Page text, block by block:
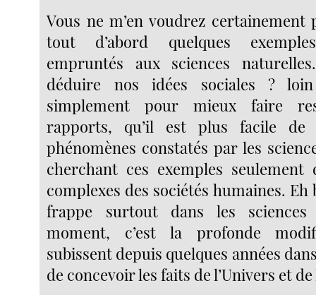
Vous ne m’en voudrez certainement
tout d’abord quelques
empruntés aux sciences
déduire nos idées sociales ?
simplement pour mieux faire
rapports, qu’il est plus facile de
phénomènes constatés par les
cherchant ces exemples
complexes des sociétés humaines.
frappe surtout dans les
moment, c’est la profonde
subissent depuis quelques années
de concevoir les faits de l’Univers et